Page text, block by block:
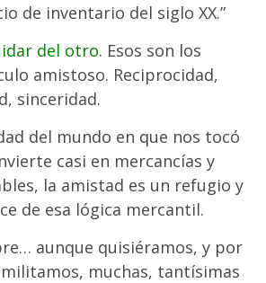
de inventario del siglo XX.”
del otro. Esos son los
amistoso. Reciprocidad,
sinceridad.
del mundo en que nos tocó
casi en mercancías y
la amistad es un refugio y
de esa lógica mercantil.
aunque quisiéramos, y por
muchas, tantísimas